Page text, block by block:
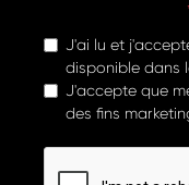
J'ai lu et
disponible dans
J'accepte que
des fins